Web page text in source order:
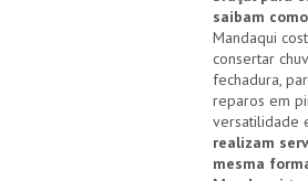
saibam
Mandaqui
consertar
fechadura,
reparos em
versatilidade
realizam
mesma